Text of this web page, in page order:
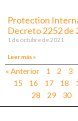
Protection
Decreto 2252 de
1 de octubre de 2021
Leer más »
« Anterior 1 2 3
15
16 17 18
28
29 30